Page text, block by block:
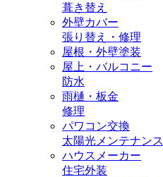
葺き替え
外壁カバー
張り替え・修理
屋根・外壁塗装
屋上・バルコニー
防水
雨樋・板金
修理
パワコン交換
太陽光メンテナンス
ハウスメーカー
住宅外装